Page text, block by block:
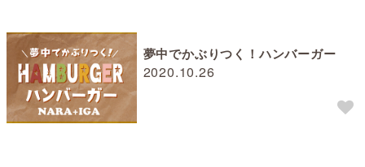
2020.10.26
夢中でかぶりつく！ハンバーガー